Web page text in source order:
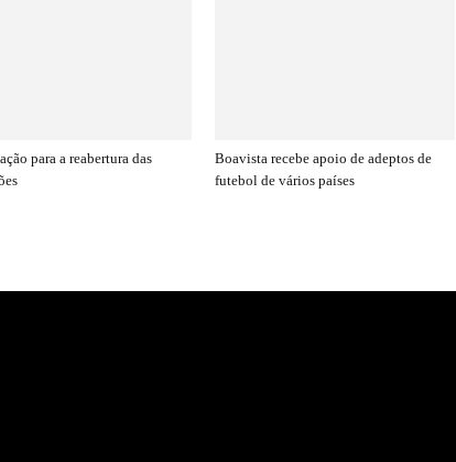
para a reabertura das
Boavista recebe apoio de adeptos de
futebol de vários países